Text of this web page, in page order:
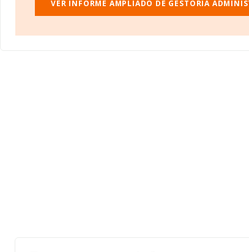
En base a la información de la que dispone INFORMA
facturación de ventas entre todas las compañías
VER INFORME AMPLIADO DE GESTORIA